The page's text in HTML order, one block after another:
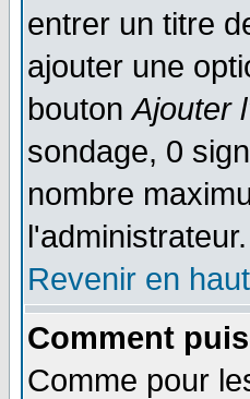
entrer un titre
ajouter une
boutonAjouter
sondage, 0
nombre
l'administrateur.
Revenir en haut
Comment
Comme pour